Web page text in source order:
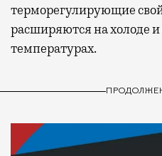
терморегулирующие
расширяются на холоде
температурах.